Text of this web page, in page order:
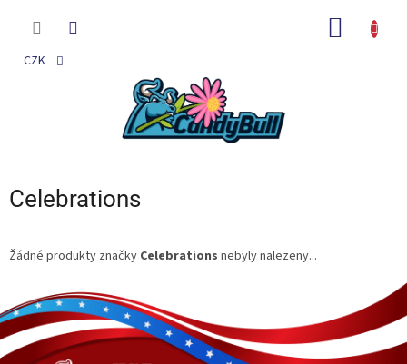
CZK
Celebrations
Žádné produkty značky Celebrations nebyly nalezeny...
á
p
a